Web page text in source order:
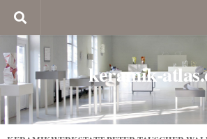
keramik-